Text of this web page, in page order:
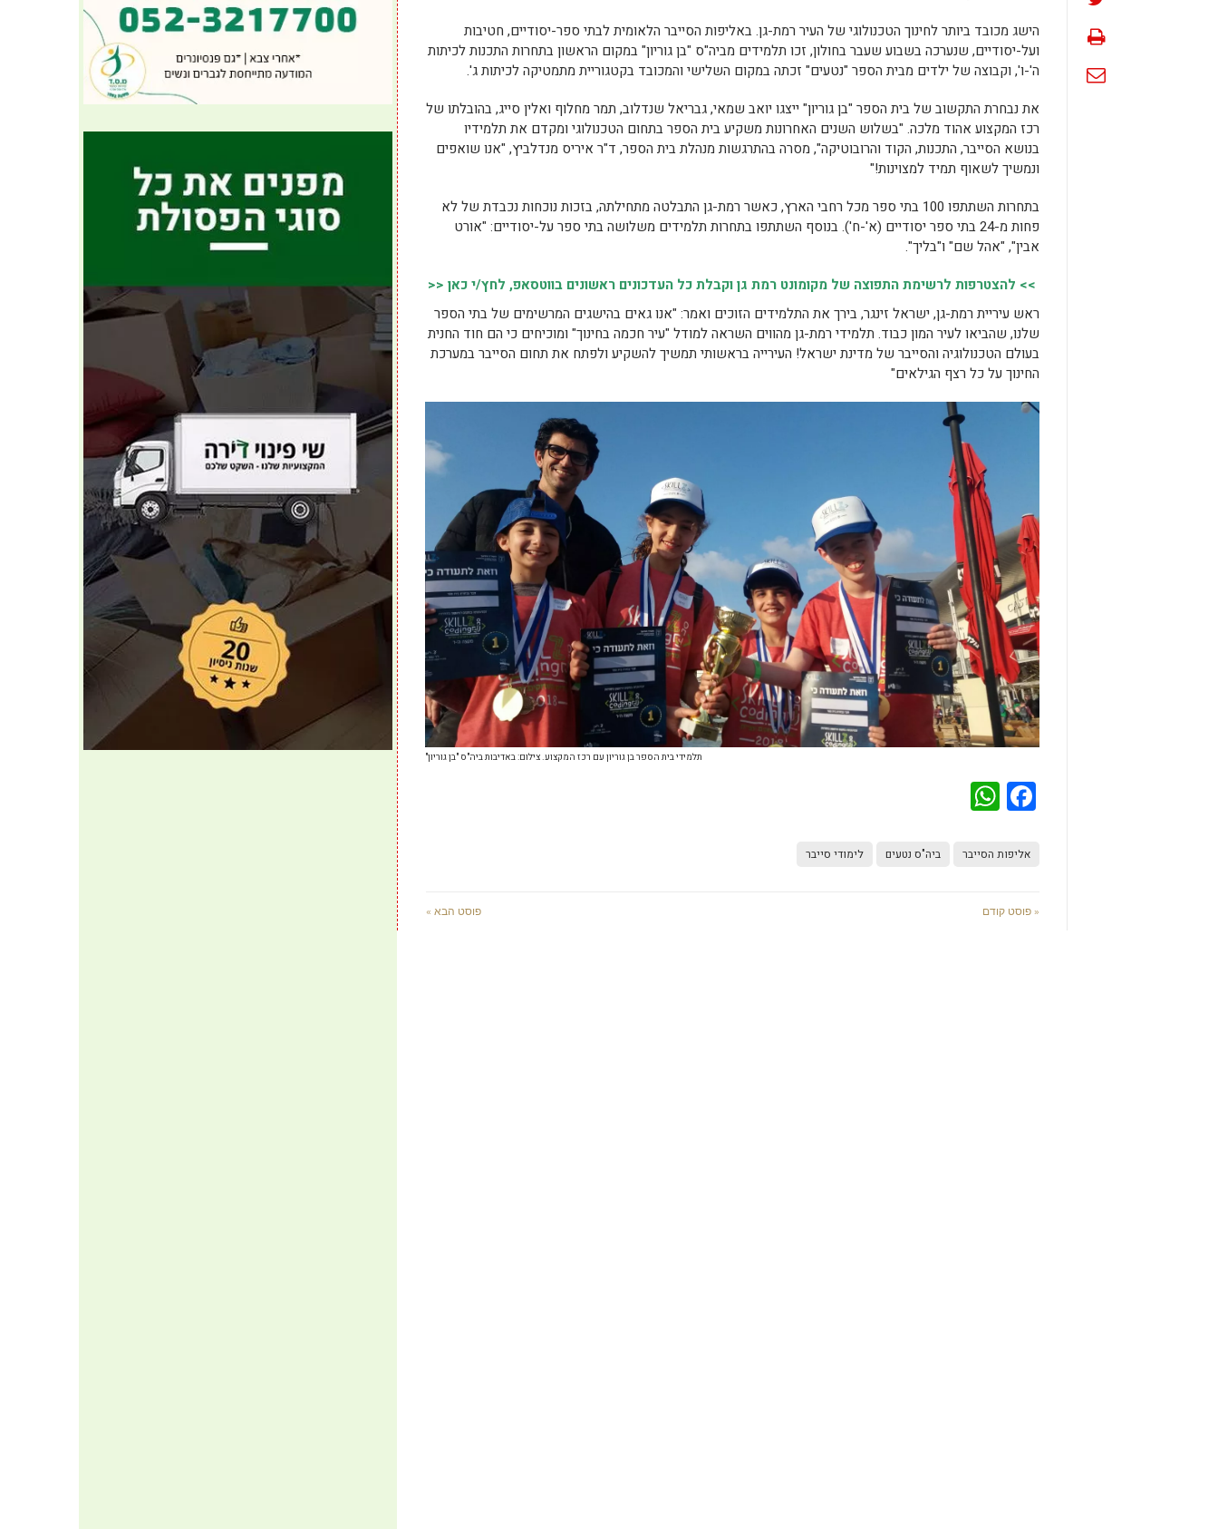
הישג מכובד ביותר לחינוך הטכנולוגי של העיר רמת-גן. באליפות הסייבר הלאומית לבתי ספר-יסודיים, חטיבות
ועל-יסודיים, שנערכה בשבוע שעבר בחולון, זכו תלמידים מביה"ס "בן גוריון" במקום הראשון בתחרות התכנות לכיתות
ה'-ו', וקבוצה של ילדים מבית הספר "נטעים" זכתה במקום השלישי והמכובד בקטגוריית מתמטיקה לכיתות ג'.
את נבחרת התקשוב של בית הספר "בן גוריון" ייצגו יואב שמאי, גבריאל שנדלוב, תמר מחלוף ואלין סייג, בהובלתו של
רכז המקצוע אהוד מלכה. "בשלוש השנים האחרונות משקיע בית הספר בתחום הטכנולוגי ומקדם את תלמידיו
בנושא הסייבר, התכנות, הקוד והרובוטיקה", מסרה בהתרגשות מנהלת בית הספר, ד"ר איריס מנדלביץ, "אנו שואפים
ונמשיך לשאוף תמיד למצוינות!"
בתחרות השתתפו 100 בתי ספר מכל רחבי הארץ, כאשר רמת-גן התבלטה מתחילתה, בזכות נוכחות נכבדת של לא
פחות מ-24 בתי ספר יסודיים (א'-ח'). בנוסף השתתפו בתחרות תלמידים משלושה בתי ספר על-יסודיים: "אורט
אבין", "אהל שם" ו"בליך".
>> להצטרפות לרשימת התפוצה של מקומונט רמת גן וקבלת כל העדכונים ראשונים בווטסאפ, לחץ/י כאן <<
ראש עיריית רמת-גן, ישראל זינגר, בירך את התלמידים הזוכים ואמר: "אנו גאים בהישגים המרשימים של בתי הספר
שלנו, שהביאו לעיר המון כבוד. תלמידי רמת-גן מהווים השראה למודל "עיר חכמה בחינוך" ומוכיחים כי הם חוד החנית
בעולם הטכנולוגיה והסייבר של מדינת ישראל! העירייה בראשותי תמשיך להשקיע ולפתח את תחום הסייבר במערכת
החינוך על כל רצף הגילאים"
תלמידי בית הספר בן גוריון עם רכז המקצוע. צילום: באדיבות ביה"ס "בן גוריון"
Facebook
אליפות הסייבר ביה"ס נטעים לימודי סייבר
« פוסט קודם פוסט הבא »